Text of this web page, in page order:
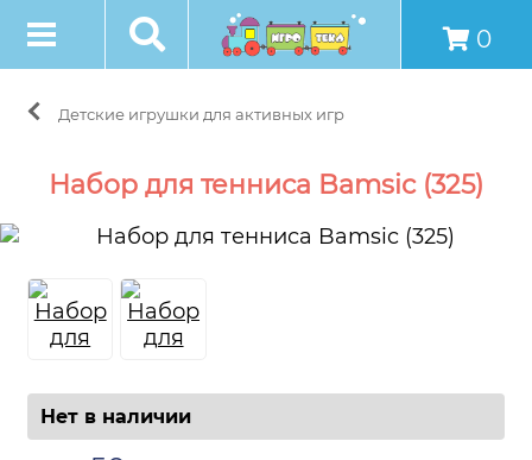
0
Детские игрушки для активных игр
Набор для тенниса Bamsic (325)
Нет в наличии